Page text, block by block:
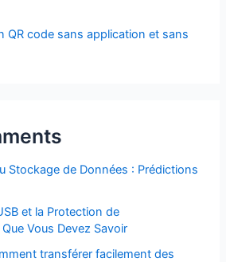
QR code sans application et sans
Stockage de Données : Prédictions
et la Protection de
Vous Devez Savoir
transférer facilement des